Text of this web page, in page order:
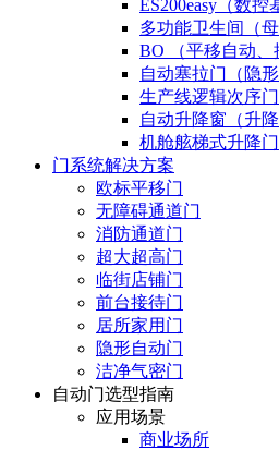
ES200easy（数控
多功能卫生间（
BO （平移自动、
自动塞拉门（隐形
生产线逻辑次序门
自动升降窗（升降
机舱舷梯式升降门
门系统解决方案
欧标平移门
无障碍通道门
消防通道门
超大超高门
临街店铺门
前台接待门
居所家用门
隐形自动门
洁净气密门
自动门选型指南
应用场景
商业场所